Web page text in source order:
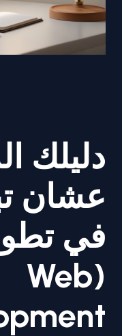
دليلك
عشان
في
(Web